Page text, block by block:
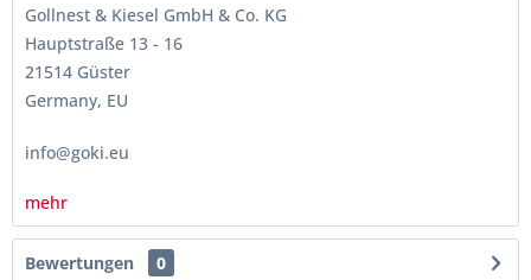
Gollnest & Kiesel GmbH & Co. KG
Hauptstraße 13 - 16
21514 Güster
Germany, EU
info@goki.eu
mehr
Bewertungen
0